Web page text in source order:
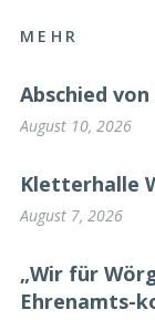
MEHR
Abschied
August 10, 2026
Kletterhalle
August 7, 2026
„Wir für
Ehrenamts-